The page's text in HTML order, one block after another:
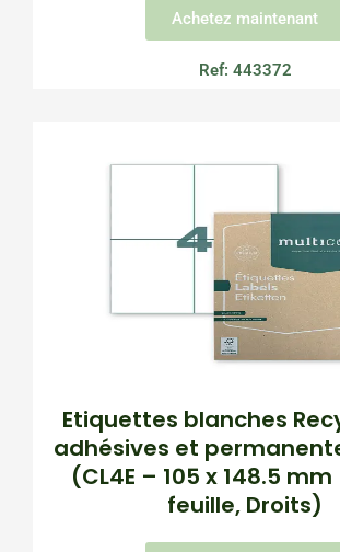
Achetez maintenant
Ref: 443372
Etiquettes blanches
adhésives et
(CL4E – 105 x 148.5
feuille, Droits)